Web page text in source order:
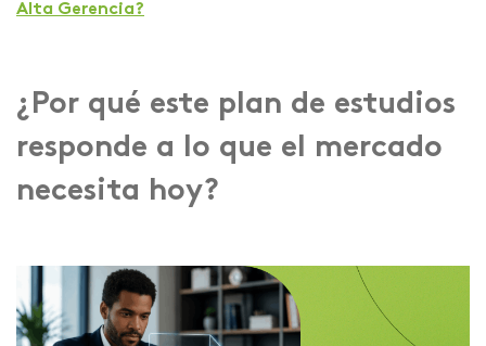
Alta Gerencia?
¿Por qué este plan de estudios
responde a lo que el mercado
necesita hoy?